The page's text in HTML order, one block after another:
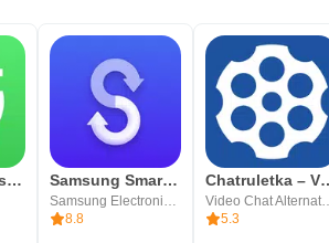
WhatsApp Business Samsung Smart Switch Mobile
8.8
5.3